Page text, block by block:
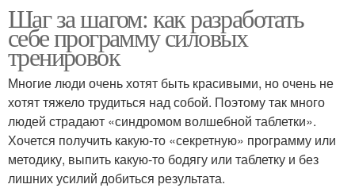
Шаг за шагом: как разработать
себе программу силовых
тренировок
Многие люди очень хотят быть красивыми, но очень не
хотят тяжело трудиться над собой. Поэтому так много
людей страдают «синдромом волшебной таблетки».
Хочется получить какую-то «секретную» программу или
методику, выпить какую-то бодягу или таблетку и без
лишних усилий добиться результата.